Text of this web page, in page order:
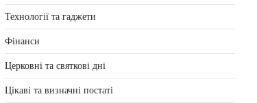
Технології та гаджети
Фінанси
Церковні та святкові дні
Цікаві та визначні постаті